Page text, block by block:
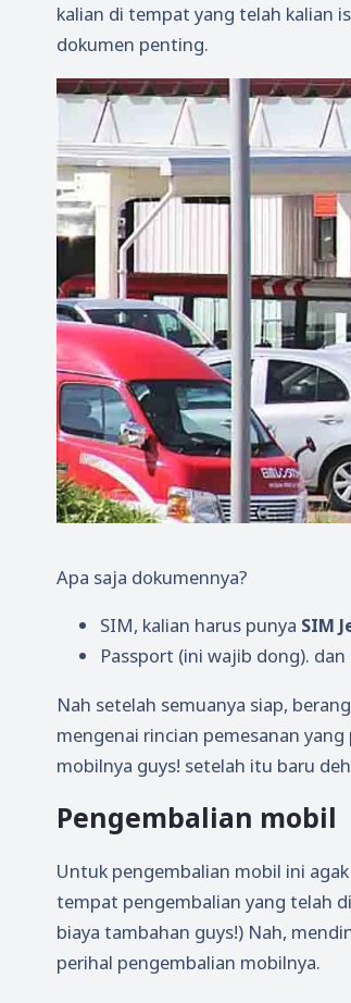
kalian di tempat yang telah kalian
dokumen penting.
Apa saja dokumennya?
SIM, kalian harus punya SIM
Passport (ini wajib dong). dan
Nah setelah semuanya siap,
mengenai rincian pemesanan
mobilnya guys! setelah itu baru
Pengembalian mobil
Untuk pengembalian mobil ini
tempat pengembalian yang telah
biaya tambahan guys!) Nah,
perihal pengembalian mobilnya.